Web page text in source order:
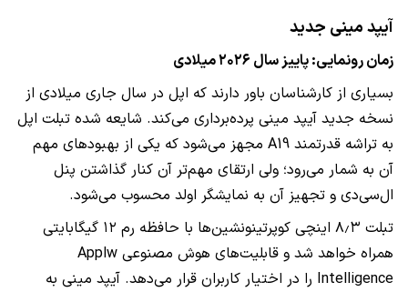
آیپد مینی جدید
زمان رونمایی: پاییز سال ۲۰۲۶ میلادی
بسیاری از کارشناسان باور دارند که اپل در سال جاری میلادی از
نسخه جدید آیپد مینی پرده‌برداری می‌کند. شایعه شده تبلت اپل
به تراشه قدرتمند A19 مجهز می‌شود که یکی از بهبودهای مهم
آن به شمار می‌رود؛ ولی ارتقای مهم‌تر آن کنار گذاشتن پنل
ال‌سی‌دی و تجهیز آن به نمایشگر اولد محسوب می‌شود.
تبلت ۸٫۳ اینچی کوپرتینونشین‌ها با حافظه رم ۱۲ گیگابایتی
همراه خواهد شد و قابلیت‌های هوش مصنوعی Applw
Intelligence را در اختیار کاربران قرار می‌دهد. آیپد مینی به